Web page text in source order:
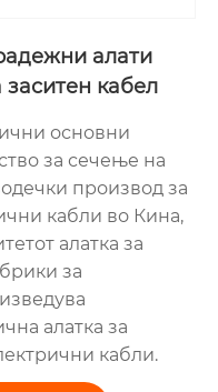
алати
кабел
основни
за сечење на
производ за
кабли во Кина,
алатка за
за
алатка за
кабли.